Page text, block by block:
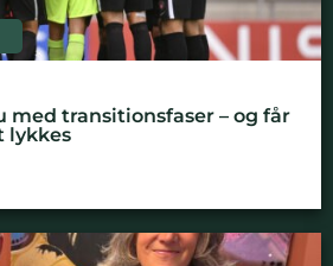
med transitionsfaser – og får
lykkes